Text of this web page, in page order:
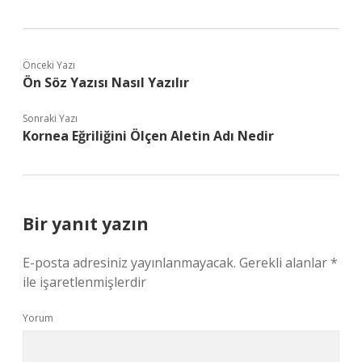
Önceki Yazı
Ön Söz Yazısı Nasıl Yazılır
Sonraki Yazı
Kornea Eğriliğini Ölçen Aletin Adı Nedir
Bir yanıt yazın
E-posta adresiniz yayınlanmayacak. Gerekli alanlar*
ile işaretlenmişlerdir
Yorum